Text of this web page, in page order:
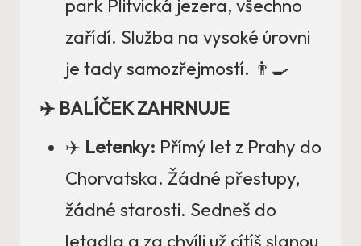
park Plitvická jezera, všechno
zařídí. Služba na vysoké úrovni
je tady samozřejmostí. 👨‍🍳
✈️ BALÍČEK ZAHRNUJE
✈️ Letenky: Přímý let z Prahy do
Chorvatska. Žádné přestupy,
žádné starosti. Sedneš do
letadla a za chvíli už cítíš slanou